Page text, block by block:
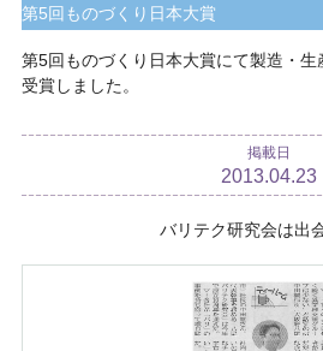
第5回ものづくり日本大賞
第5回ものづくり日本大賞にて製造・
受賞しました。
掲載日
2013.04.23
バリテク研究会は出